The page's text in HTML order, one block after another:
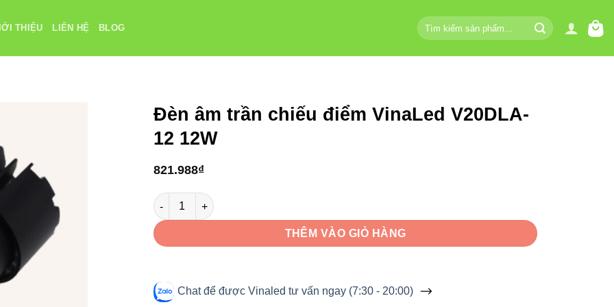
THIỆU LIÊN HỆ BLOG
Tìm
kiếm:
Đèn âm trần chiếu điểm VinaLed V20DLA-
12 12W
821.988₫
Đèn âm trần chiếu điểm VinaLed V20DLA-12 12W số lượng
THÊM VÀO GIỎ HÀNG
Chat để được Vinaled tư vấn ngay (7:30 - 20:00)